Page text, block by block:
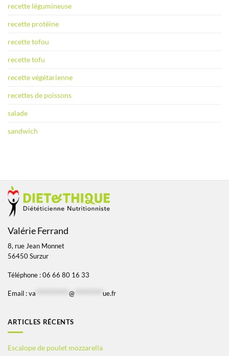
recette légumineuse
recette protéine
recette tofou
recette tofu
recette végétarienne
recettes de poissons
salade
sandwich
Valérie Ferrand
8, rue Jean Monnet
56450 Surzur
Téléphone : 06 66 80 16 33
Email : va @ ue.fr
ARTICLES RÉCENTS
Escalope de poulet mozzarella